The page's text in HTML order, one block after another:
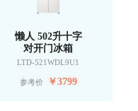
懒人 502升十字
对开门冰箱
LTD-521WDL9U1
参考价 ￥3799